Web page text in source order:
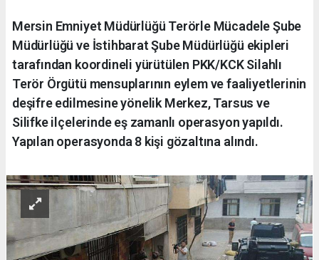
Mersin Emniyet Müdürlüğü Terörle Mücadele Şube
Müdürlüğü ve İstihbarat Şube Müdürlüğü ekipleri
tarafından koordineli yürütülen PKK/KCK Silahlı
Terör Örgütü mensuplarının eylem ve faaliyetlerinin
deşifre edilmesine yönelik Merkez, Tarsus ve
Silifke ilçelerinde eş zamanlı operasyon yapıldı.
Yapılan operasyonda 8 kişi gözaltına alındı.